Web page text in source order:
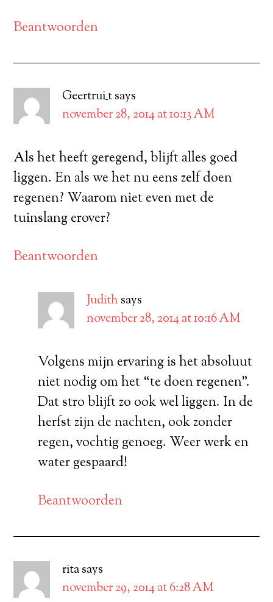
Beantwoorden
Geertrui_tsays
november 28, 2014 at 10:13 AM
Als het heeft geregend, blijft alles goed
liggen. En als we het nu eens zelf doen
regenen? Waarom niet even met de
tuinslang erover?
Beantwoorden
Judith says
november 28, 2014 at 10:16 AM
Volgens mijn ervaring is het absoluut
niet nodig om het “te doen regenen”.
Dat stro blijft zo ook wel liggen. In de
herfst zijn de nachten, ook zonder
regen, vochtig genoeg. Weer werk en
water gespaard!
Beantwoorden
ritasays
november 29, 2014 at 6:28 AM